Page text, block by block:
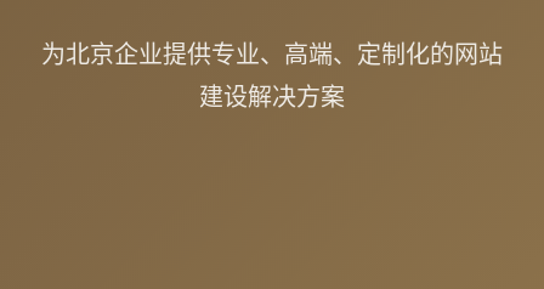
为北京企业提供专业、高端、定制化的网站
建设解决方案